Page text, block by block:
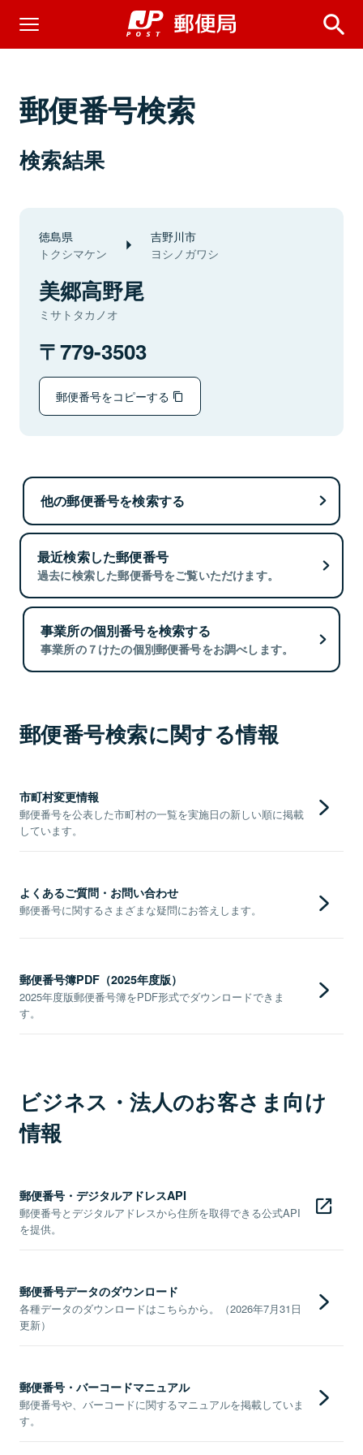
郵便番号検索
検索結果
徳島県
トクシマケン
吉野川市
ヨシノガワシ
美郷高野尾
ミサトタカノオ
779-3503
郵便番号をコピーする
他の郵便番号を検索する
最近検索した郵便番号
過去に検索した郵便番号をご覧いただけます。
事業所の個別番号を検索する
事業所の７けたの個別郵便番号をお調べします。
郵便番号検索に関する情報
市町村変更情報
郵便番号を公表した市町村の一覧を実施日の新しい順に掲載
しています。
よくあるご質問・お問い合わせ
郵便番号に関するさまざまな疑問にお答えします。
郵便番号簿PDF（2025年度版）
2025年度版郵便番号簿をPDF形式でダウンロードできま
す。
ビジネス・法人のお客さま向け
情報
郵便番号・デジタルアドレスAPI
郵便番号とデジタルアドレスから住所を取得できる公式API
を提供。
郵便番号データのダウンロード
各種データのダウンロードはこちらから。（2026年7月31日
更新）
郵便番号・バーコードマニュアル
郵便番号や、バーコードに関するマニュアルを掲載していま
す。